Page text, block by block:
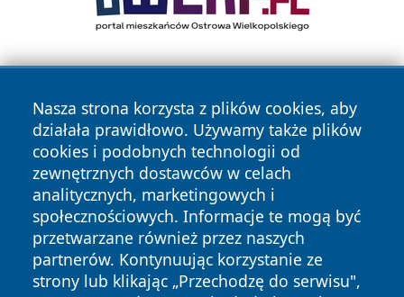
Nasza strona korzysta z plików cookies, aby
działała prawidłowo. Używamy także plików
cookies i podobnych technologii od
zewnętrznych dostawców w celach
analitycznych, marketingowych i
społecznościowych. Informacje te mogą być
przetwarzane również przez naszych
partnerów. Kontynuując korzystanie ze
strony lub klikając „Przechodzę do serwisu",
Copyright © 2026 zycieboleslawca.pl Wszystkie prawa
zastrzeżone.
News Autorzy
Polityka
Prywatności
Polityka
Cookies